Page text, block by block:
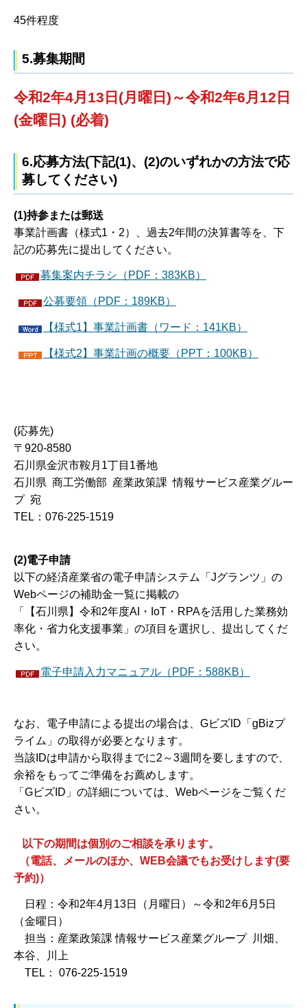
45件程度
5.募集期間
令和2年4月13日(月曜日)～令和2年6月12日
(金曜日) (必着)
6.応募方法(下記(1)、(2)のいずれかの方法で応
募してください)
(1)持参または郵送
事業計画書（様式1・2）、過去2年間の決算書等を、下
記の応募先に提出してください。
募集案内チラシ（PDF：383KB）
公募要領（PDF：189KB）
【様式1】事業計画書（ワード：141KB）
【様式2】事業計画の概要（PPT：100KB）
(応募先)
〒920-8580
石川県金沢市鞍月1丁目1番地
石川県 商工労働部 産業政策課 情報サービス産業グルー
プ 宛
TEL：076-225-1519
(2)電子申請
以下の経済産業省の電子申請システム「Jグランツ」の
Webページの補助金一覧に掲載の
「【石川県】令和2年度AI・IoT・RPAを活用した業務効
率化・省力化支援事業」の項目を選択し、提出してくだ
さい。
電子申請入力マニュアル（PDF：588KB）
なお、電子申請による提出の場合は、GビズID「gBizプ
ライム」の取得が必要となります。
当該IDは申請から取得までに2～3週間を要しますので、
余裕をもってご準備をお薦めします。
「GビズID」の詳細については、Webページをご覧くだ
さい。
以下の期間は個別のご相談を承ります。
（電話、メールのほか、WEB会議でもお受けします(要
予約)）
日程：令和2年4月13日（月曜日）～令和2年6月5日
（金曜日）
担当：産業政策課 情報サービス産業グループ 川畑、
本谷、川上
TEL： 076-225-1519